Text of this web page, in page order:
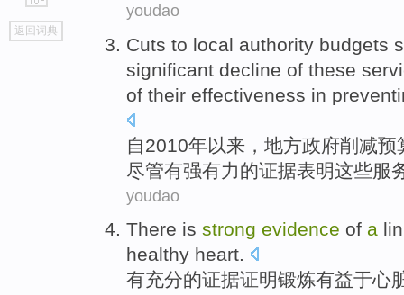
go
top
返回词典
youdao
Cuts to local authority budgets
significant decline of these
of their effectiveness in
自2010年以来， 地方政府削减预
尽管有强有力的证据表明这些服
youdao
There is strong evidence of a
healthy heart.
有充分的证据证明锻炼有益于心